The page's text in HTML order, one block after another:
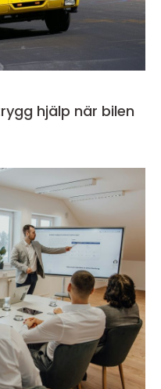
hjälp när bilen